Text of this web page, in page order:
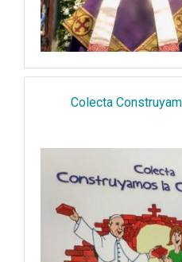
Colecta